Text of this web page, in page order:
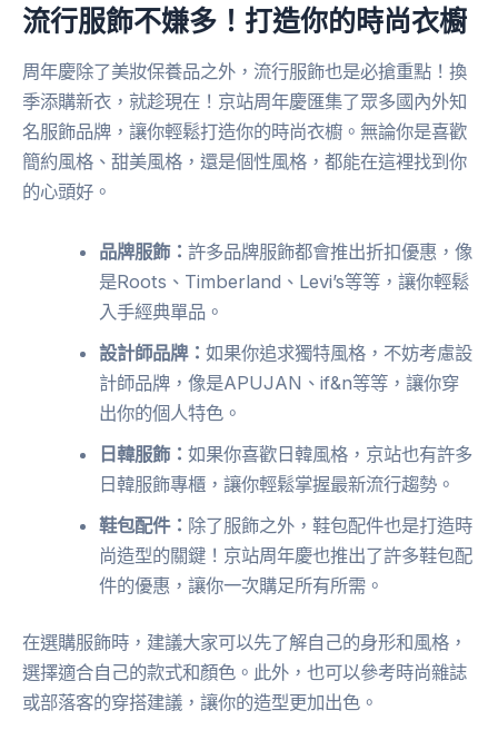
流行服飾不嫌多！打造你的時尚衣櫥
周年慶除了美妝保養品之外，流行服飾也是必搶重點！換
季添購新衣，就趁現在！京站周年慶匯集了眾多國內外知
名服飾品牌，讓你輕鬆打造你的時尚衣櫥。無論你是喜歡
簡約風格、甜美風格，還是個性風格，都能在這裡找到你
的心頭好。
品牌服飾：許多品牌服飾都會推出折扣優惠，像
是Roots、Timberland、Levi’s等等，讓你輕鬆
入手經典單品。
設計師品牌：如果你追求獨特風格，不妨考慮設
計師品牌，像是APUJAN、if&n等等，讓你穿
出你的個人特色。
日韓服飾：如果你喜歡日韓風格，京站也有許多
日韓服飾專櫃，讓你輕鬆掌握最新流行趨勢。
鞋包配件： 除了服飾之外，鞋包配件也是打造時
尚造型的關鍵！京站周年慶也推出了許多鞋包配
件的優惠，讓你一次購足所有所需。
在選購服飾時，建議大家可以先了解自己的身形和風格，
選擇適合自己的款式和顏色。此外，也可以參考時尚雜誌
或部落客的穿搭建議，讓你的造型更加出色。